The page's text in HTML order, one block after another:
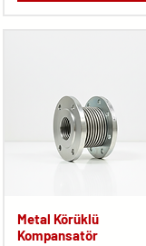
Metal Körüklü
Kompansatör